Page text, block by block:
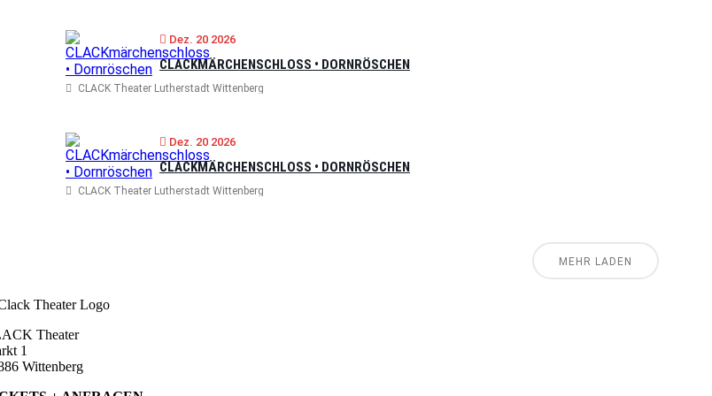
Dez. 20 2026
CLACKMÄRCHENSCHLOSS • DORNRÖSCHEN
CLACK Theater Lutherstadt Wittenberg
Dez. 20 2026
CLACKMÄRCHENSCHLOSS • DORNRÖSCHEN
CLACK Theater Lutherstadt Wittenberg
MEHR LADEN
Theater
1
Wittenberg